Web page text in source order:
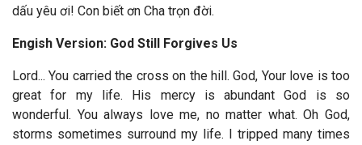
dấu yêu ơi! Con biết ơn Cha trọn đời.
Engish Version: God Still Forgives Us
Lord... You carried the cross on the hill. God, Your love is too
great for my life. His mercy is abundant God is so
wonderful. You always love me, no matter what. Oh God,
storms sometimes surround my life. I tripped many times